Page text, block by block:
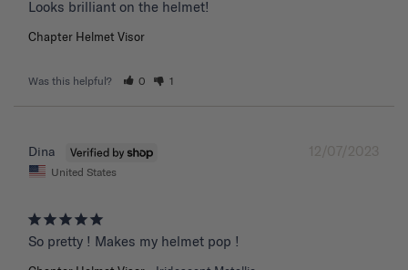
Chapter Helmet Visor
Was this helpful? 0 1
12/07/2023
Dina
United States
So pretty ! Makes my helmet pop !